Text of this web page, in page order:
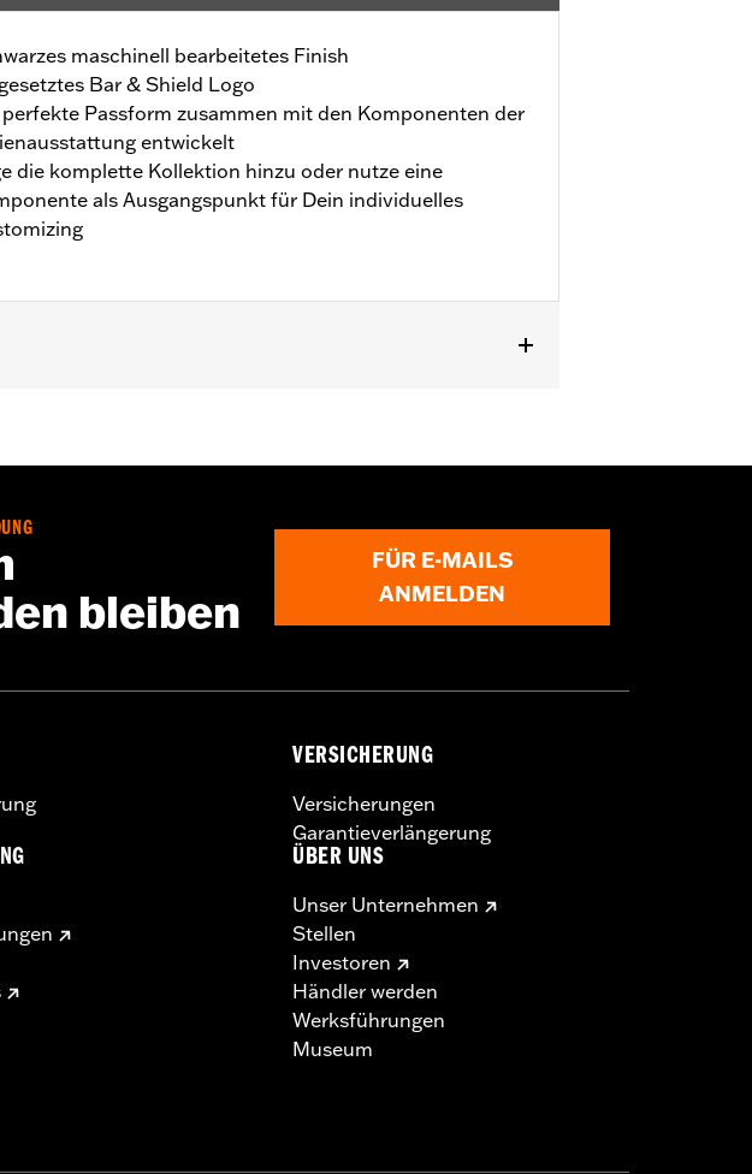
maschinell bearbeitetes Finish
Bar & Shield Logo
perfekte Passform zusammen mit den Komponenten der
entwickelt
die komplette Kollektion hinzu oder nutze eine
als Ausgangspunkt für Dein individuelles
neue Dichtungen gekauft werden. Wende Dich für
bleiben
FÜR E-MAILS
ANMELDEN
VERSICHERUNG
Versicherungen
Garantieverlängerung
ÜBER UNS
Unser Unternehmen
Stellen
Investoren
Händler werden
Werksführungen
Museum